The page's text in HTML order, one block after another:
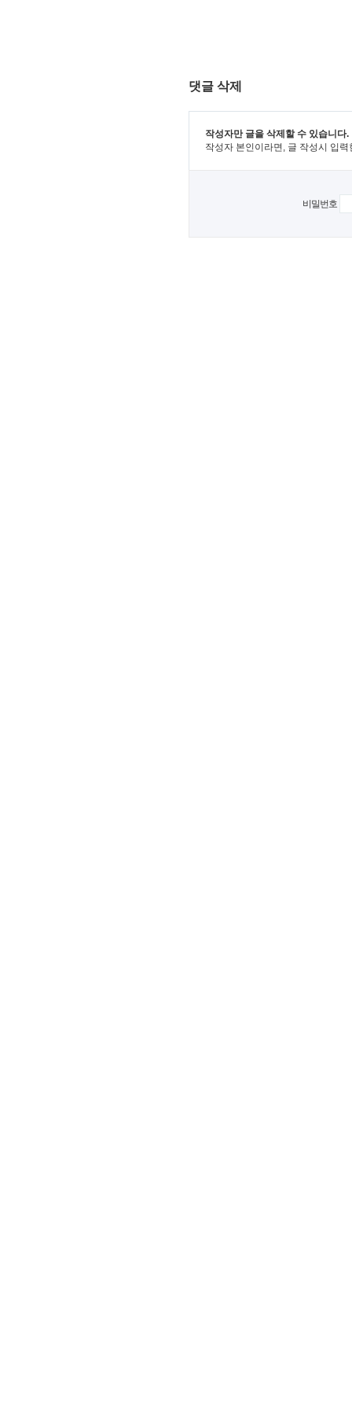
댓글 삭제
작성자만 글을 삭제할 수 있습니다.
작성자 본인이라면, 글 작성시 입
비밀번호